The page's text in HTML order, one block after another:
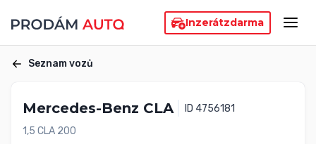
Inzerátzdarma
Seznam vozů
Mercedes-Benz CLA
ID 4756181
1,5 CLA 200